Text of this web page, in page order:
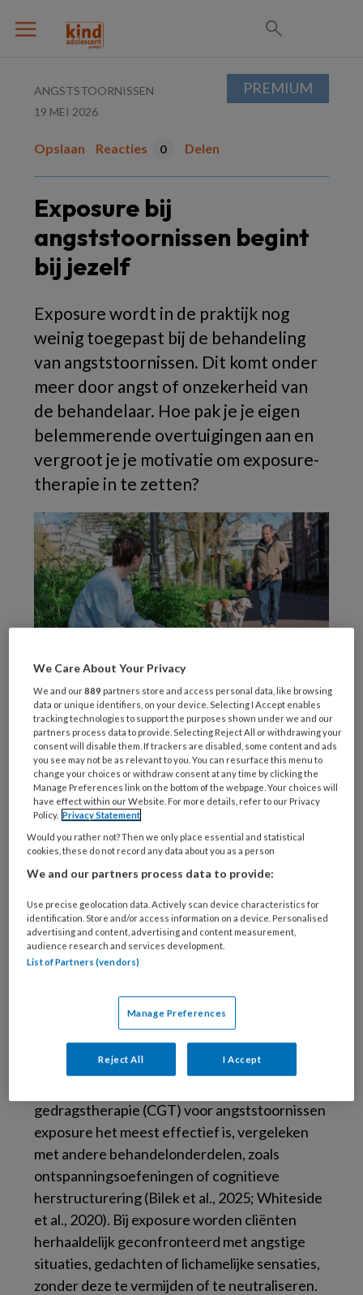
ANGSTSTOORNISSEN
19 MEI 2026
Opslaan Reacties 0 Delen
Exposure bij
angststoornissen begint
bij jezelf
Exposure wordt in de praktijk nog
weinig toegepast bij de behandeling
van angststoornissen. Dit komt onder
meer door angst of onzekerheid van
de behandelaar. Hoe pak je je eigen
belemmerende overtuigingen aan en
vergroot je je motivatie om exposure-
therapie in te zetten?
foto: Aleid Denier van der Gon
Angststoornissen horen wereldwijd tot de
meest voorkomende psychische
aandoeningen bij kinderen en jongeren (Sacco
et al., 2024). Naar schatting voldoet 15 tot 20
procent van de jongeren vóór hun achttiende
levensjaar op enig moment aan de criteria voor
Zonder adequate behandeling kennen
angststoornissen vaak een persisterend
beloop en kunnen klachten verergeren of
dagelijks functioneren en de ontwikkeling
negatief kan beïnvloeden.
gedragstherapie (CGT) voor angststoornissen
exposure het meest effectief is, vergeleken
met andere behandelonderdelen, zoals
ontspanningsoefeningen of cognitieve
herstructurering (Bilek et al., 2025; Whiteside
et al., 2020). Bij exposure worden cliënten
herhaaldelijk geconfronteerd met angstige
situaties, gedachten of lichamelijke sensaties,
zonder deze te vermijden of te neutraliseren.
PREMIUM
We Care About Your Privacy
We and our889 partners store and access personal data, like browsing
data or unique identifiers, on your device. Selecting I Accept enables
tracking technologies to support the purposes shown under we and our
partners process data to provide. Selecting Reject All or withdrawing your
consent will disable them. If trackers are disabled, some content and ads
you see may not be as relevant to you. You can resurface this menu to
change your choices or withdraw consent at any time by clicking the
Manage Preferences link on the bottom of the webpage. Your choices will
have effect within our Website. For more details, refer to our Privacy
Policy. Privacy Statement
Would you rather not? Then we only place essential and statistical
cookies, these do not record any data about you as a person
We and our partners process data to provide:
Use precise geolocation data. Actively scan device characteristics for
identification. Store and/or access information on a device. Personalised
advertising and content, advertising and content measurement,
audience research and services development.
List of Partners (vendors)
Manage Preferences
Reject All I Accept